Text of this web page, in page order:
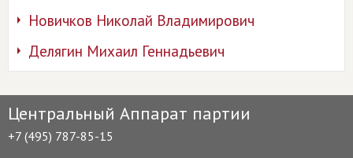
Новичков Николай Владимирович
Делягин Михаил Геннадьевич
Центральный Аппарат партии
+7 (495) 787-85-15